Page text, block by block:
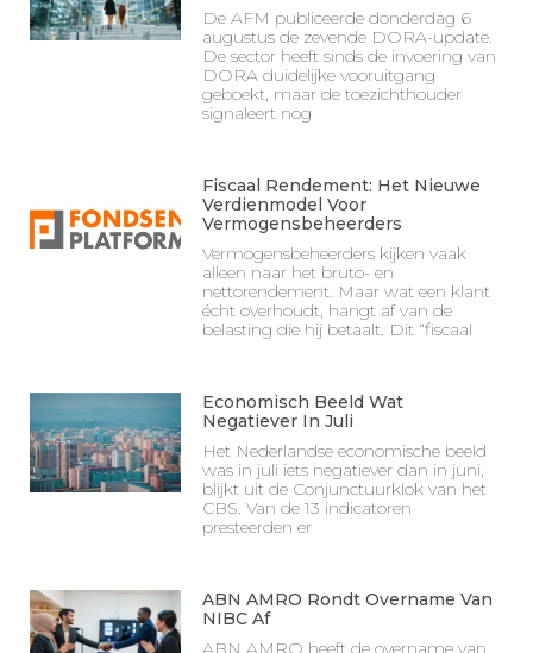
De AFM publiceerde donderdag 6
augustus de zevende DORA-update.
De sector heeft sinds de invoering van
DORA duidelijke vooruitgang
geboekt, maar de toezichthouder
signaleert nog
Fiscaal Rendement: Het Nieuwe
Verdienmodel Voor
Vermogensbeheerders
Vermogensbeheerders kijken vaak
alleen naar het bruto- en
nettorendement. Maar wat een klant
écht overhoudt, hangt af van de
belasting die hij betaalt. Dit “fiscaal
Economisch Beeld Wat
Negatiever In Juli
Het Nederlandse economische beeld
was in juli iets negatiever dan in juni,
blijkt uit de Conjunctuurklok van het
CBS. Van de 13 indicatoren
presteerden er
ABN AMRO Rondt Overname Van
NIBC Af
ABN AMRO heeft de overname van